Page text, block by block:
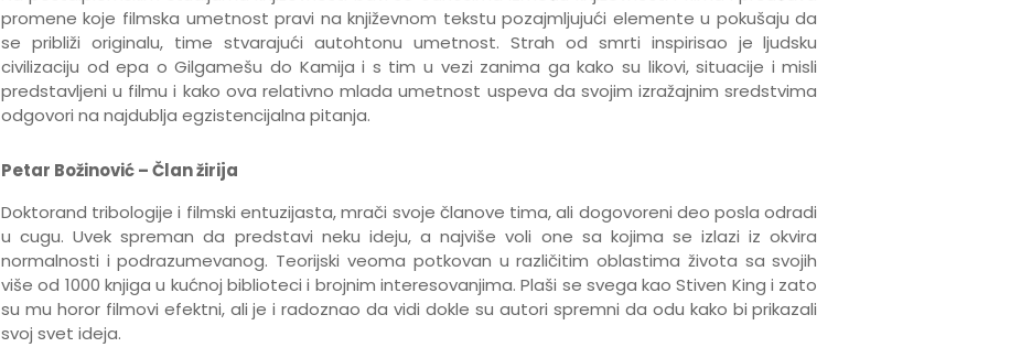
promene koje filmska umetnost pravi na književnom tekstu pozajmljujući elemente u pokušaju da
se približi originalu, time stvarajući autohtonu umetnost. Strah od smrti inspirisao je ljudsku
civilizaciju od epa o Gilgamešu do Kamija i s tim u vezi zanima ga kako su likovi, situacije i misli
predstavljeni u filmu i kako ova relativno mlada umetnost uspeva da svojim izražajnim sredstvima
odgovori na najdublja egzistencijalna pitanja.
Petar Božinović – Član žirija
Doktorand tribologije i filmski entuzijasta, mrači svoje članove tima, ali dogovoreni deo posla odradi
u cugu. Uvek spreman da predstavi neku ideju, a najviše voli one sa kojima se izlazi iz okvira
normalnosti i podrazumevanog. Teorijski veoma potkovan u različitim oblastima života sa svojih
više od 1000 knjiga u kućnoj biblioteci i brojnim interesovanjima. Plaši se svega kao Stiven King i zato
su mu horor filmovi efektni, ali je i radoznao da vidi dokle su autori spremni da odu kako bi prikazali
svoj svet ideja.